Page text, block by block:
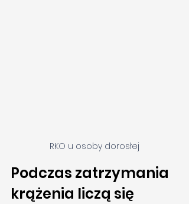
RKO u osoby dorosłej
Podczas zatrzymania
krążenia liczą się